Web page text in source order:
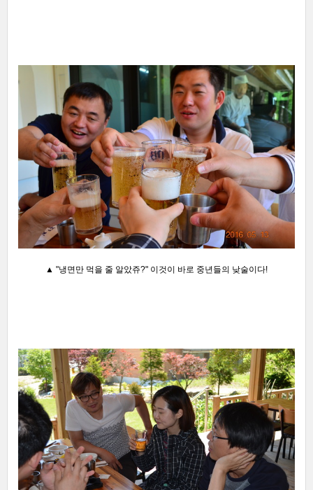
▲ "냉면만 먹을 줄 알았쥬?" 이것이 바로 중년들의 낮술이다!